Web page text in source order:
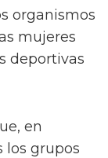
organismos
mujeres
deportivas
en
los grupos